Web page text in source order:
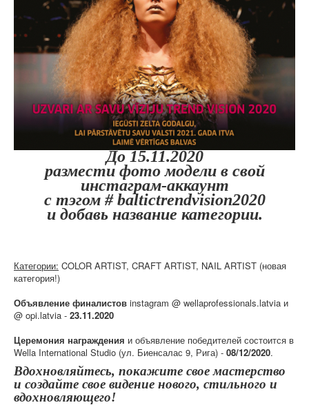
До 15.11.2020
размести фото модели в свой
инстаграм-аккаунт
с тэгом # baltictrendvision2020
и добавь название категории.
Категории: COLOR ARTIST, CRAFT ARTIST, NAIL ARTIST (новая
категория!)
Объявление финалистов instagram @ wellaprofessionals.latvia и
@ opi.latvia - 23.11.2020
Церемония награждения и объявление победителей состоится в
Wella International Studio (ул. Биенсалас 9, Рига) - 08/12/2020.
Вдохновляйтесь, покажите свое мастерство
и создайте свое видение нового, стильного и
вдохновляющего!